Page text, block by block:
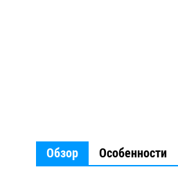
Обзор Особенности